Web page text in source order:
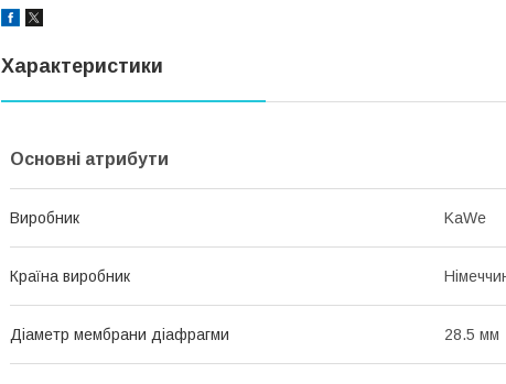
Характеристики
Основні атрибути
Виробник KaWe
Країна виробник
Діаметр мембрани діафрагми 28.5 мм